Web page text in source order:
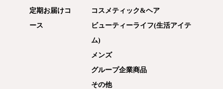
定期お届けコ
ース
コスメティック&ヘア
ビューティーライフ(生活アイテ
ム)
メンズ
グループ企業商品
その他